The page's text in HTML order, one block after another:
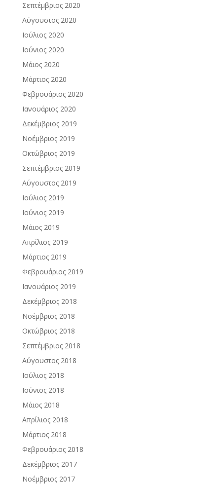
Σεπτέμβριος 2020
Αύγουστος 2020
Ιούλιος 2020
Ιούνιος 2020
Μάιος 2020
Μάρτιος 2020
Φεβρουάριος 2020
Ιανουάριος 2020
Δεκέμβριος 2019
Νοέμβριος 2019
Οκτώβριος 2019
Σεπτέμβριος 2019
Αύγουστος 2019
Ιούλιος 2019
Ιούνιος 2019
Μάιος 2019
Απρίλιος 2019
Μάρτιος 2019
Φεβρουάριος 2019
Ιανουάριος 2019
Δεκέμβριος 2018
Νοέμβριος 2018
Οκτώβριος 2018
Σεπτέμβριος 2018
Αύγουστος 2018
Ιούλιος 2018
Ιούνιος 2018
Μάιος 2018
Απρίλιος 2018
Μάρτιος 2018
Φεβρουάριος 2018
Δεκέμβριος 2017
Νοέμβριος 2017